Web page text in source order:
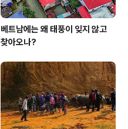
베트남에는 왜 태풍이 잊지 않고
찾아오나?